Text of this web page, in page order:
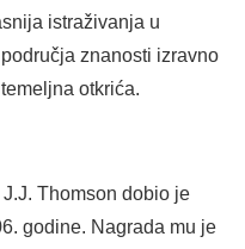
istraživanja u
znanosti izravno
otkrića.
Thomson dobio je
godine. Nagrada mu je